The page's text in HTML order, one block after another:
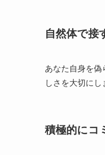
自然体で接
あなた自身を偽
しさを大切にし
積極的にコ